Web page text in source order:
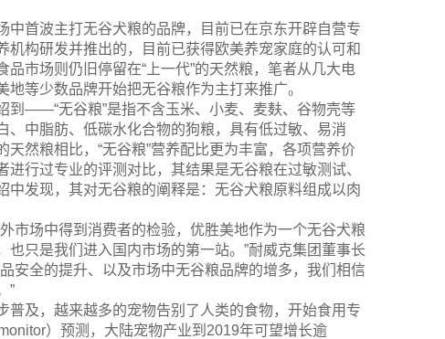
首波主打无谷犬粮的品牌，目前已在京东开辟自营专
构研发并推出的，目前已获得欧美养宠家庭的认可和
市场则仍旧停留在“上一代”的天然粮，笔者从几大电
等少数品牌开始把无谷粮作为主打来推广。
到——“无谷粮”是指不含玉米、小麦、麦麸、谷物壳等
中脂肪、低碳水化合物的狗粮，具有低过敏、易消
然粮相比，“无谷粮”营养配比更为丰富，各项营养价
行过专业的评测对比，其结果是无谷粮在过敏测试、
发现，其对无谷粮的阐释是：无谷犬粮原料组成以肉
市场中得到消费者的检验，优胜美地作为一个无谷犬粮
只是我们进入国内市场的第一站。”耐威克集团董事长
安全的提升、以及市场中无谷粮品牌的增多，我们相信
”
及，越来越多的宠物告别了人类的食物，开始食用专
）预测，大陆宠物产业到2019年可望增长逾